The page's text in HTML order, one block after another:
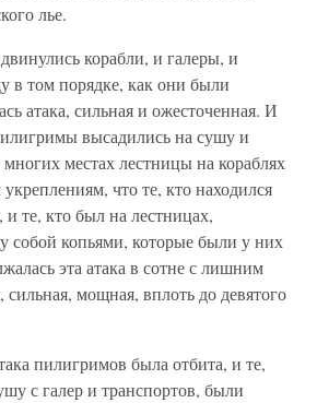
лье.
корабли, и галеры, и
в том порядке, как они были
атака, сильная и ожесточенная. И
высадились на сушу и
местах лестницы на кораблях
что те, кто находился
те, кто был на лестницах,
собой копьями, которые были у них
эта атака в сотне с лишним
сильная, мощная, вплоть до девятого
пилигримов была отбита, и те,
с галер и транспортов, были